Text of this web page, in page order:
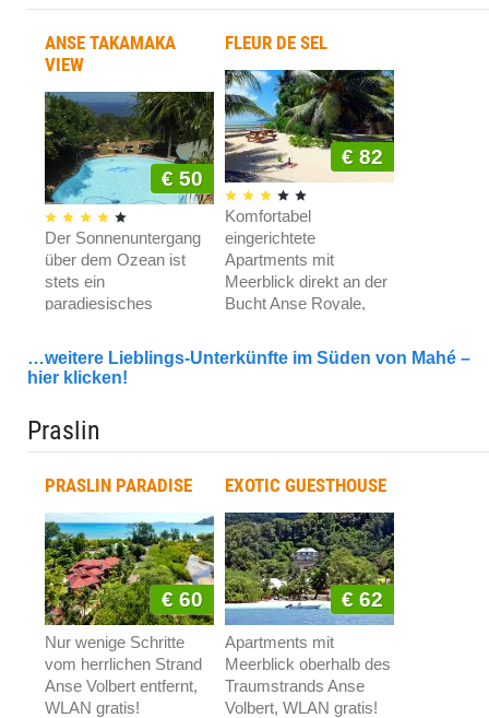
€ 60
Im Herzen von Beau
Vallon, WLAN gratis!
E AND E SELF
CATERING
€ 62
Ausgezeichnete Lage
gratis!
ANSE TAKAMAKA
VIEW
€ 50
Der Sonnenuntergang
über dem Ozean ist
stets ein
paradiesisches
gratis!
FLEUR DE SEL
€ 82
Komfortabel
eingerichtete
Apartments mit
Meerblick direkt an der
Bucht Anse Royale,
€ 62
Moderne Apartments
mit Meerblick und
Sonnenuntergang,
WLAN gratis!
PINEAPPLE BEACH
VILLAS
…weitere Lieblings-Unterkünfte im Süden von Mahé –
hier klicken!
Praslin
PRASLIN PARADISE
€ 60
Nur wenige Schritte
vom herrlichen Strand
Anse Volbert entfernt,
WLAN gratis!
EXOTIC GUESTHOUSE
€ 62
Apartments mit
Meerblick oberhalb des
Traumstrands Anse
Volbert, WLAN gratis!